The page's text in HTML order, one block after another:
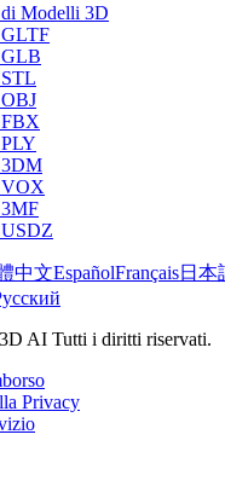
Modelli 3D
GLTF
GLB
FBX
3DM
VOX
中文EspañolFrançais日本
AI Tutti i diritti riservati.
Privacy